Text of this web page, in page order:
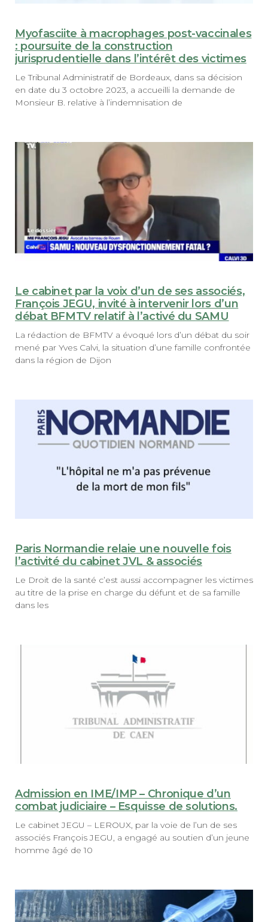
Myofasciite à macrophages post-vaccinales
: poursuite de la construction
jurisprudentielle dans l’intérêt des victimes
Le Tribunal Administratif de Bordeaux, dans sa décision
en date du 3 octobre 2023, a accueilli la demande de
Monsieur B. relative à l’indemnisation de
Le cabinet par la voix d’un de ses associés,
François JEGU, invité à intervenir lors d’un
débat BFMTV relatif à l’activé du SAMU
La rédaction de BFMTV a évoqué lors d’un débat du soir
mené par Yves Calvi, la situation d’une famille confrontée
dans la région de Dijon
Paris Normandie relaie une nouvelle fois
l’activité du cabinet JVL & associés
Le Droit de la santé c’est aussi accompagner les victimes
au titre de la prise en charge du défunt et de sa famille
dans les
Admission en IME/IMP – Chronique d’un
combat judiciaire – Esquisse de solutions.
Le cabinet JEGU – LEROUX, par la voie de l’un de ses
associés François JEGU, a engagé au soutien d’un jeune
homme âgé de 10